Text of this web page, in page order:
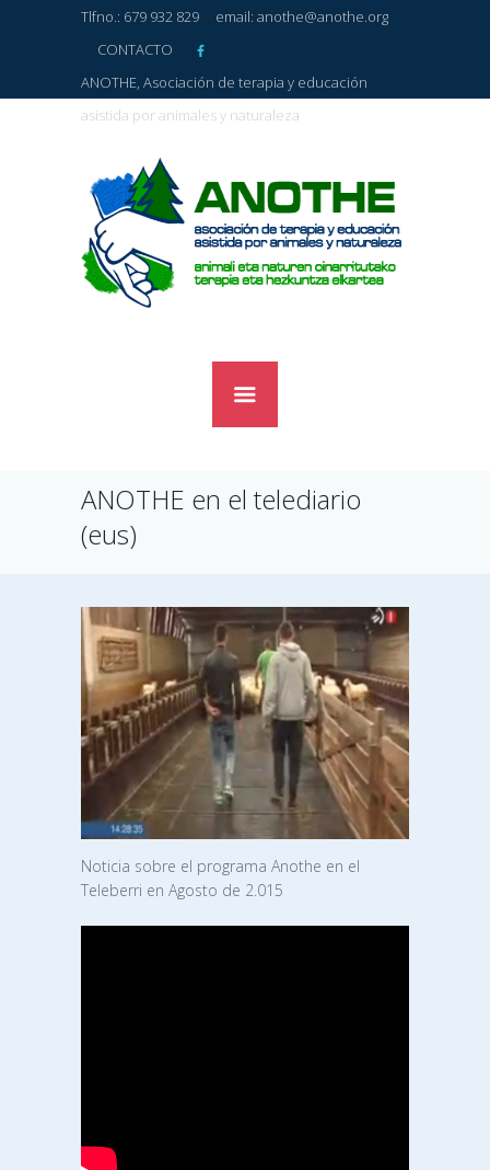
Tlfno.: 679 932 829
email: anothe@anothe.org
CONTACTO
ANOTHE, Asociación de terapia y educación
asistida por animales y naturaleza
ANOTHE en el telediario
(eus)
Noticia sobre el programa Anothe en el
Teleberri en Agosto de 2.015